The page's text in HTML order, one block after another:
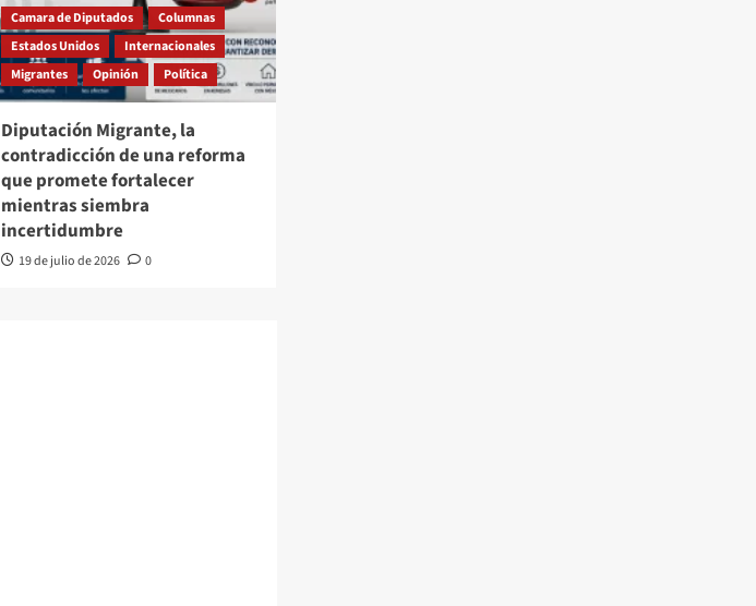
Camara de Diputados
Columnas
Estados Unidos
Internacionales
Migrantes
Opinión Política
Diputación Migrante, la
contradicción de una reforma
que promete fortalecer
mientras siembra
incertidumbre
19 de julio de 2026 0